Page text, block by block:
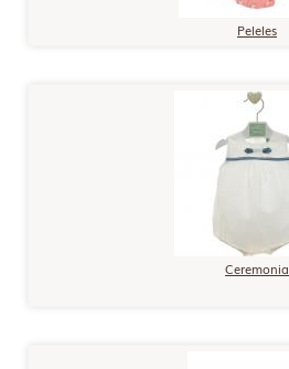
Peleles
Ceremonia